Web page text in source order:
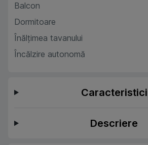
Balcon
Dormitoare
Înălțimea tavanului
Încălzire autonomă
Caracteristici
Descriere